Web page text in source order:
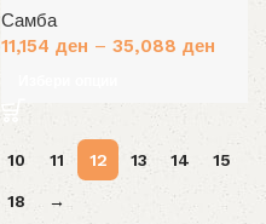
Самба
11,154 ден – 35,088 ден
10 11 12 13 14 15
18 →